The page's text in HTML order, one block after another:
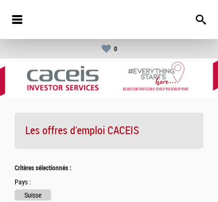
0
Les offres d'emploi CACEIS
Critères sélectionnés :
Pays :
Suisse